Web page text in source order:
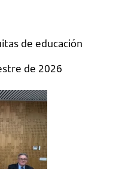
de educación
de 2026